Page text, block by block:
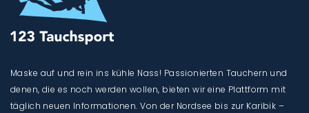
Maske auf und rein ins kühle Nass! Passionierten Tauchern und
denen, die es noch werden wollen, bieten wir eine Plattform mit
täglich neuen Informationen. Von der Nordsee bis zur Karibik –